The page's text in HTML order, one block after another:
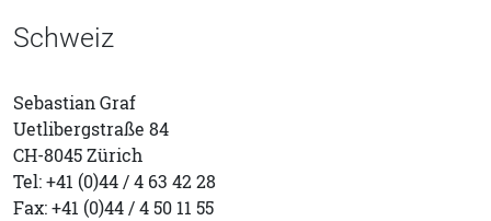
Schweiz
Sebastian Graf
Uetlibergstraße 84
CH-8045 Zürich
Tel: +41 (0)44 / 4 63 42 28
Fax: +41 (0)44 / 4 50 11 55